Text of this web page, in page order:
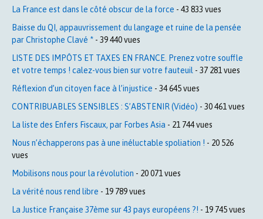
La France est dans le côté obscur de la force - 43 833 vues
Baisse du QI, appauvrissement du langage et ruine de la pensée
par Christophe Clavé * - 39 440 vues
LISTE DES IMPÔTS ET TAXES EN FRANCE. Prenez votre souffle
et votre temps ! calez-vous bien sur votre fauteuil - 37 281 vues
Réflexion d’un citoyen face à l’injustice - 34 645 vues
CONTRIBUABLES SENSIBLES : S’ABSTENIR (Vidéo) - 30 461 vues
La liste des Enfers Fiscaux, par Forbes Asia - 21 744 vues
Nous n’échapperons pas à une inéluctable spoliation ! - 20 526
vues
Mobilisons nous pour la révolution - 20 071 vues
La vérité nous rend libre - 19 789 vues
La Justice Française 37ème sur 43 pays européens ?! - 19 745 vues